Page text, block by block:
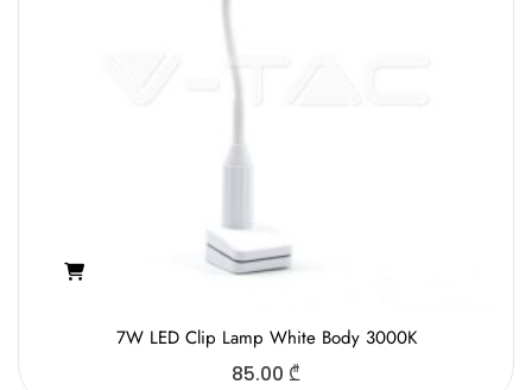
7W LED Clip Lamp White Body 3000K
85.00 ₾